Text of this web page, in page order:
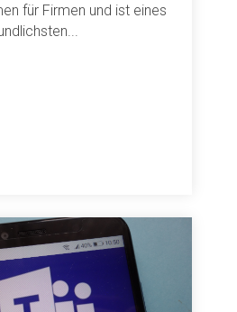
für Firmen und ist eines